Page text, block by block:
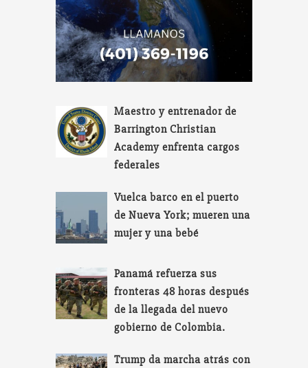
Maestro y entrenador de
Barrington Christian
Academy enfrenta cargos
federales
Vuelca barco en el puerto
de Nueva York; mueren una
mujer y una bebé
Panamá refuerza sus
fronteras 48 horas después
de la llegada del nuevo
gobierno de Colombia.
Trump da marcha atrás con